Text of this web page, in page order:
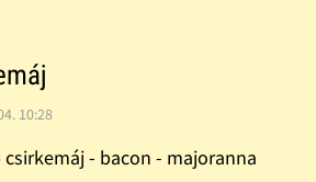
10:28
- bacon - majoranna